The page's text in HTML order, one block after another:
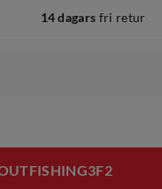
14 dagars fri retur